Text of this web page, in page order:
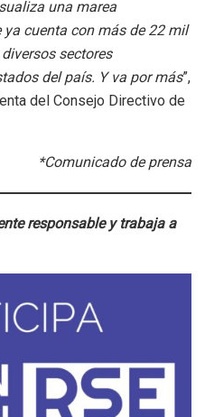
una marea
cuenta con más de 22 mil
sectores
del país. Y va por más”,
del Consejo Directivo de
*Comunicado de prensa
responsable y trabaja a